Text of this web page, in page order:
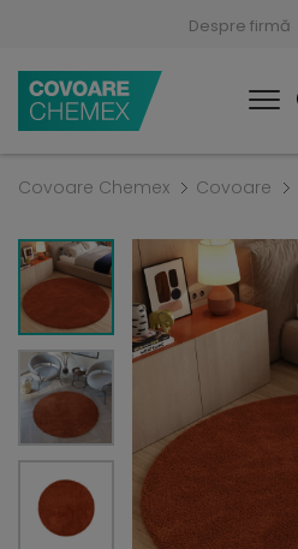
Despre firmă
Covoare Chemex Covoare